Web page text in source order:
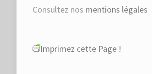
Consultez nos mentions légales
Imprimez cette Page !